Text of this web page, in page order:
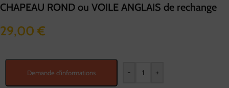
CHAPEAU ROND ou VOILE ANGLAIS de rechange
29,00 €
- +
Demande d'informations